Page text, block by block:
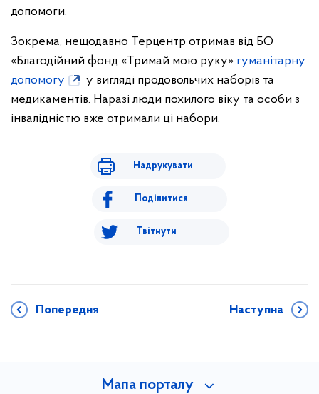
допомоги.
Зокрема, нещодавно Терцентр отримав від БО
«Благодійний фонд «Тримай мою руку» гуманітарну
допомогу
у вигляді продовольчих наборів та
медикаментів. Наразі люди похилого віку та особи з
інвалідністю вже отримали ці набори.
Надрукувати
Поділитися
Твітнути
Попередня Наступна
Мапа порталу